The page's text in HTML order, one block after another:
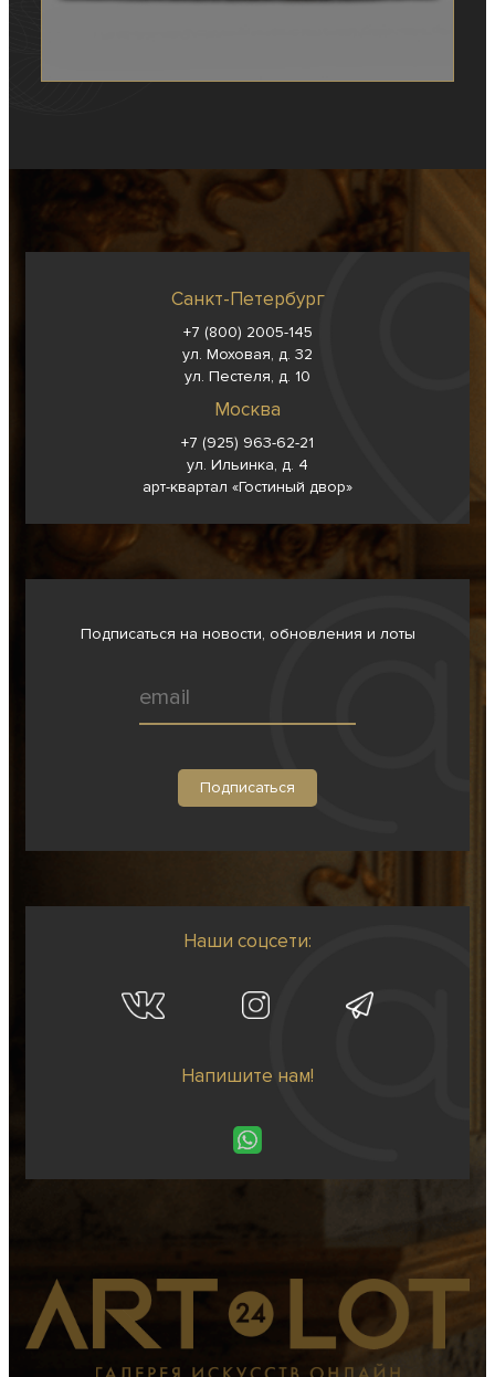
Санкт-Петербург
+7 (800) 2005-145
ул. Моховая, д. 32
ул. Пестеля, д. 10
Москва
+7 (925) 963-62-21
ул. Ильинка, д. 4
арт-квартал «Гостиный двор»
Подписаться на новости, обновления и лоты
Наши соцсети:
Напишите нам!